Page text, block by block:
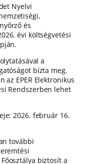
Nyelvi
és
évi költségvetési
a
bízta meg.
az EPER Elektronikus
Rendszerben lehet
2026. február 16.
további
biztosít a